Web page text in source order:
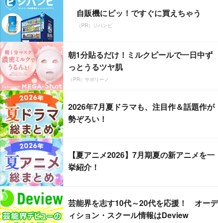
自販機にピッ！ですぐに買えちゃう
（PR）ジハンピ
朝1分貼るだけ！ミルクピールで一日中ず
っとうるツヤ肌
（PR）サボリーノ
2026年7月夏ドラマも、注目作＆話題作が
勢ぞろい！
【夏アニメ2026】7月期夏の新アニメを一
挙紹介！
芸能界を志す10代～20代を応援！ オーデ
ィション・スクール情報はDeview